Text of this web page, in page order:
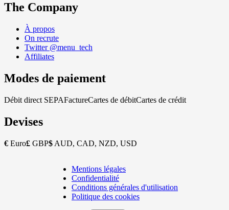
The Company
À propos
On recrute
Twitter @menu_tech
Affiliates
Modes de paiement
Débit direct SEPAFactureCartes de débitCartes de crédit
Devises
€ Euro£ GBP$ AUD, CAD, NZD, USD
Copyright
Footer
Mentions légales
Confidentialité
Conditions générales d'utilisation
Politique des cookies